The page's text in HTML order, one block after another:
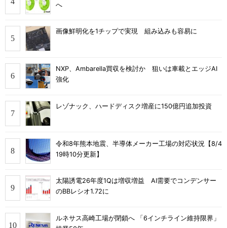
へ
画像鮮明化を1チップで実現 組み込みも容易に
NXP、Ambarella買収を検討か 狙いは車載とエッジAI
強化
レゾナック、ハードディスク増産に150億円追加投資
令和8年熊本地震、半導体メーカー工場の対応状況【8/4
19時10分更新】
太陽誘電26年度1Qは増収増益 AI需要でコンデンサー
のBBレシオ1.72に
ルネサス高崎工場が閉鎖へ 「6インチライン維持限界」